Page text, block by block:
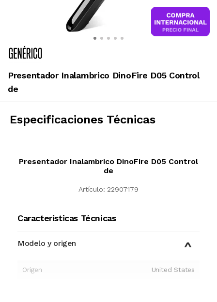
Presentador Inalambrico DinoFire D05 Control
de
Especificaciones Técnicas
Presentador Inalambrico DinoFire D05 Control
de
Artículo: 22907179
Características Técnicas
Modelo y origen
Origen United States